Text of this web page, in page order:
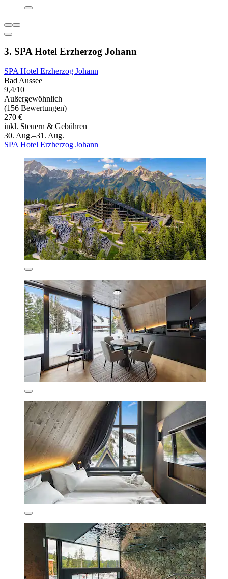
3. SPA Hotel Erzherzog Johann
SPA Hotel Erzherzog Johann
Bad Aussee
9,4/10
Außergewöhnlich
(156 Bewertungen)
270 €
inkl. Steuern & Gebühren
30. Aug.–31. Aug.
SPA Hotel Erzherzog Johann